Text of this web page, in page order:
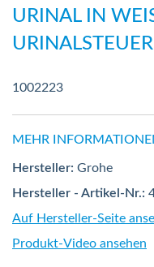
URINAL IN
1002223
MEHR
Hersteller: Grohe
Hersteller - Artikel-Nr.:
Auf Hersteller-Seite
Produkt-Video ansehen
Bildergalerie
springen